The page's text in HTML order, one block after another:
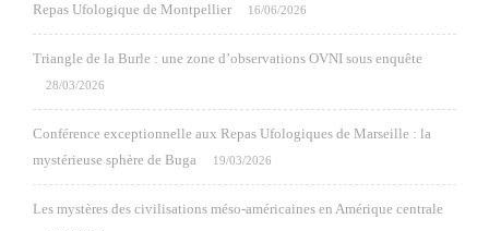
Repas Ufologique de Montpellier 16/06/2026
Triangle de la Burle : une zone d’observations OVNI sous enquête
28/03/2026
Conférence exceptionnelle aux Repas Ufologiques de Marseille : la
mystérieuse sphère de Buga
19/03/2026
Les mystères des civilisations méso-américaines en Amérique centrale